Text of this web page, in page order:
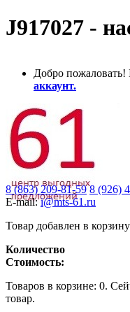
J917027 -
Добро
аккаунт.
8 (863) 209-81-59 8 (926)
E-mail:i@mts-61.ru
Товар добавлен в корзину
Количество
Стоимость:
Товаров в корзине: 0.
товар.